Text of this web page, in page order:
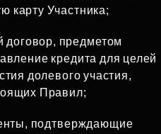
карту Участника;
договор, предметом
кредита для целей
долевого участия,
Правил;
подтверждающие